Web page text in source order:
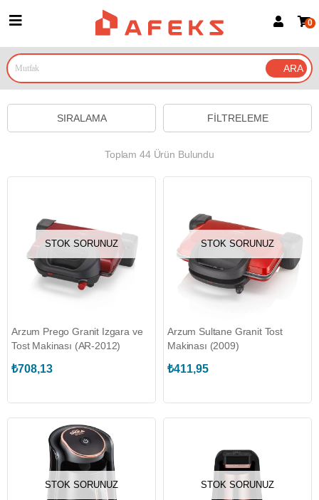
Google İle Bağlan
0
FILTRELEME
SIRALAMA
Toplam 44 Ürün Bulundu
STOK SORUNUZ
Arzum Prego Granit Izgara ve
Tost Makinası (AR-2012)
₺708,13
STOK SORUNUZ
Arzum Sultane Granit Tost
Makinası (2009)
₺411,95
STOK SORUNUZ STOK SORUNUZ